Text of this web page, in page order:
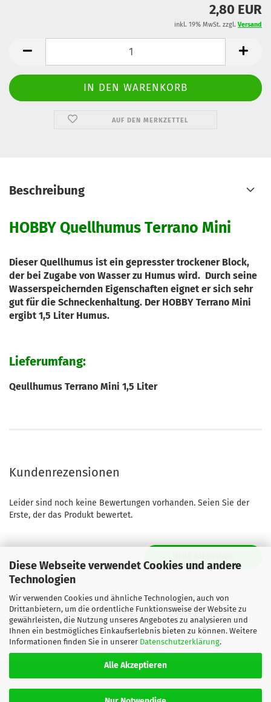
Diese Webseite verwendet Cookies und andere
Technologien
Wir verwenden Cookies und ähnliche Technologien, auch von
Drittanbietern, um die ordentliche Funktionsweise der Website zu
gewährleisten, die Nutzung unseres Angebotes zu analysieren und
Ihnen ein bestmögliches Einkaufserlebnis bieten zu können. Weitere
Informationen finden Sie in unserer Datenschutzerklärung.
Alle Akzeptieren
2,80 EUR
inkl. 19% MwSt. zzgl. Versand
AUF DEN MERKZETTEL
Beschreibung
HOBBY Quellhumus Terrano Mini
Dieser Quellhumus ist ein gepresster trockener Block,
der bei Zugabe von Wasser zu Humus wird. Durch seine
Wasserspeichernden Eigenschaften eignet er sich sehr
gut für die Schneckenhaltung. Der HOBBY Terrano Mini
ergibt 1,5 Liter Humus.
Lieferumfang:
Qeullhumus Terrano Mini 1,5 Liter
Kundenrezensionen
Leider sind noch keine Bewertungen vorhanden. Seien Sie der
Erste, der das Produkt bewertet.
Impressum Kontakt
Versand- & Zahlungsbedingungen
Widerrufsrecht & Muster-Widerrufsformular